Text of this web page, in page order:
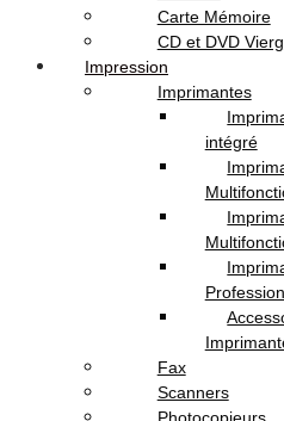
support de
pliable, XO-C73
est un support
smartphones/tablettes doté
et d’un angle d’inclinaison
plastique durable et fini
se fondra parfaitement dans
15.000DT
Ajouter au panier
Carte Mémoire
CD et DVD
Impression
Imprimantes
intégré
Fax
Scanners